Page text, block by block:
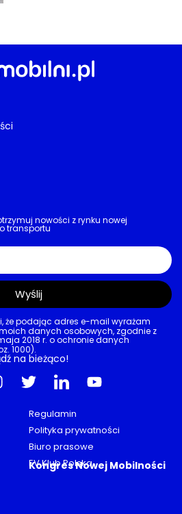
Regulamin
Polityka prywatności
Biuro prasowe
EV Klub Polska
Kongres Nowej Mobilności
nowości z rynku nowej
transportu
że podając adres e-mail wyrażam
danych osobowych, zgodnie z
2018 r. o ochronie danych
1000).
Wyślij
na bieżąco!